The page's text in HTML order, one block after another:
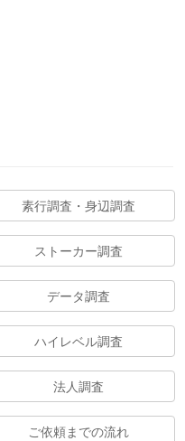
素行調査・身辺調査
ストーカー調査
データ調査
ハイレベル調査
法人調査
ご依頼までの流れ